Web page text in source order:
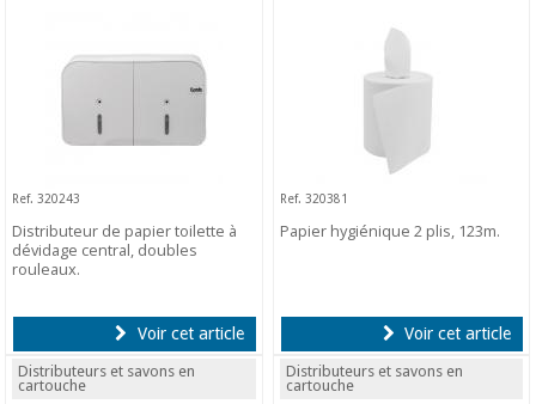
Ref. 320243
Distributeur de papier toilette à
dévidage central, doubles
rouleaux.
Voir cet article
Ref. 320381
Papier hygiénique 2 plis, 123m.
Voir cet article
Distributeurs et savons en
cartouche
Distributeurs et savons en
cartouche